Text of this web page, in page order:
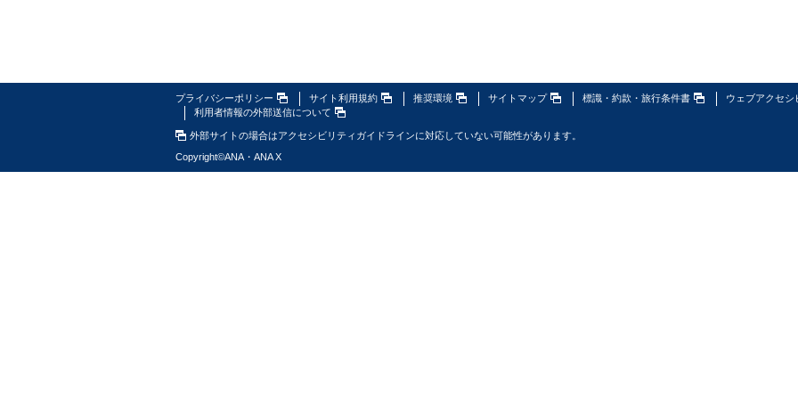
プライバシーポリシー サイト利用規約 推奨環境 サイトマップ 標識・約款・旅行条件書
ウェブアクセシ
利用者情報の外部送信について
外部サイトの場合はアクセシビリティガイドラインに対応していない可能性があります。
Copyright©ANA・ANA X